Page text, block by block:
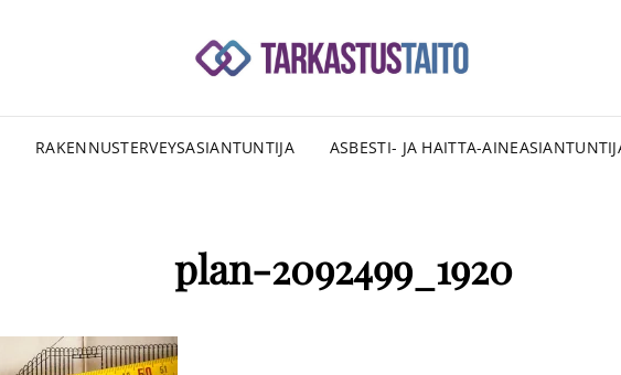
RAKENNUSTERVEYSASIANTUNTIJA ASBESTI- JA HAITTA-
plan-2092499_1920